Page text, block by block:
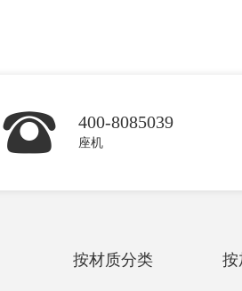
400-8085039
座机
按材质分类 按